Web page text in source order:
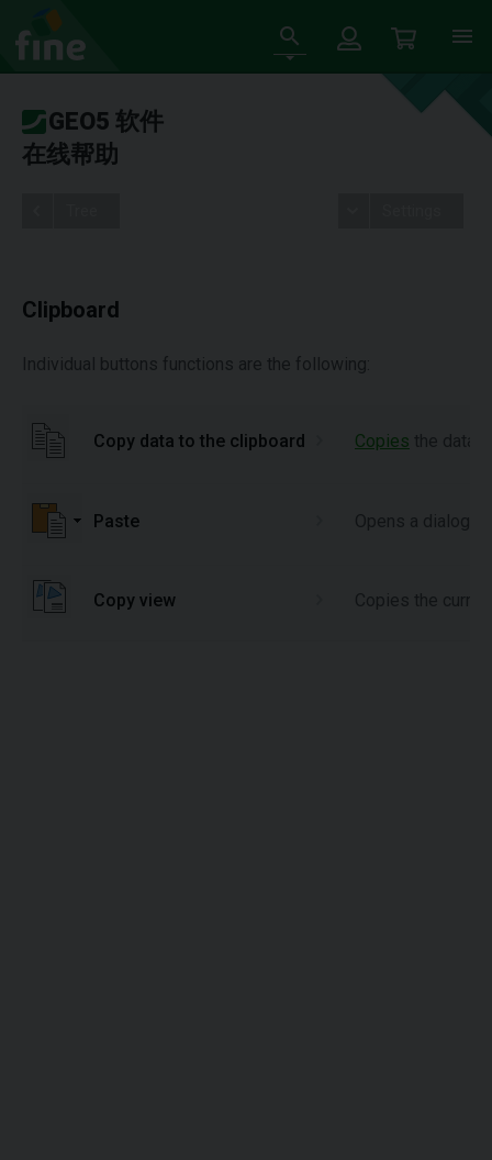
GEO5 软件
在线帮助
Clipboard
Individual buttons functions are the following:
Copy data to the clipboard Copies the data
Paste Opens a dialog
Copy view Copies the